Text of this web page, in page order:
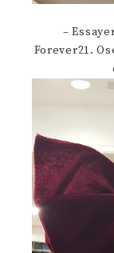
–
Forever21.